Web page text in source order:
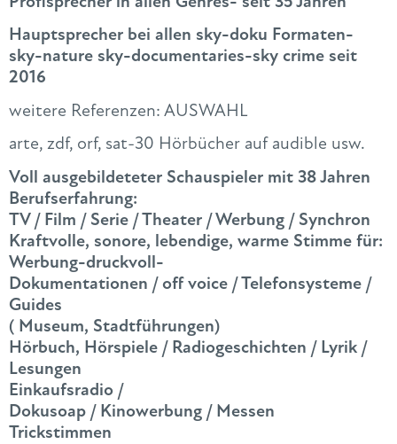
Hauptsprecher bei allen sky-doku Formaten-
sky-nature sky-documentaries-sky crime seit
2016
weitere Referenzen: AUSWAHL
arte, zdf, orf, sat-30 Hörbücher auf audible usw.
Voll ausgebildeteter Schauspieler mit 38 Jahren
Berufserfahrung:
TV / Film / Serie / Theater / Werbung / Synchron
Kraftvolle, sonore, lebendige, warme Stimme für:
Werbung-druckvoll-
Dokumentationen / off voice / Telefonsysteme /
Guides
( Museum, Stadtführungen)
Hörbuch, Hörspiele / Radiogeschichten / Lyrik /
Lesungen
Einkaufsradio /
Dokusoap / Kinowerbung / Messen
Trickstimmen